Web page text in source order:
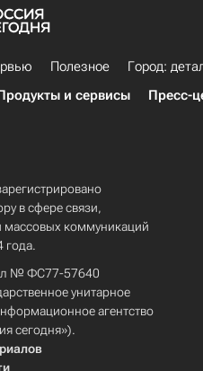
Полезное
Город:
и сервисы Пресс-
в сфере связи,
коммуникаций
года.
№ ФС77-57640
унитарное
агентство
сегодня»).